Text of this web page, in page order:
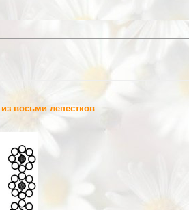
восьми лепестков